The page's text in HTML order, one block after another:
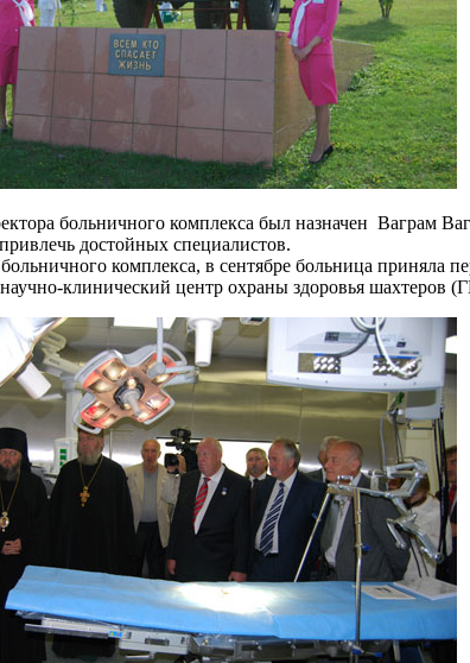
больничного комплекса был назначен Ваграм
достойных специалистов.
комплекса, в сентябре больница
клинический центр охраны здоровья